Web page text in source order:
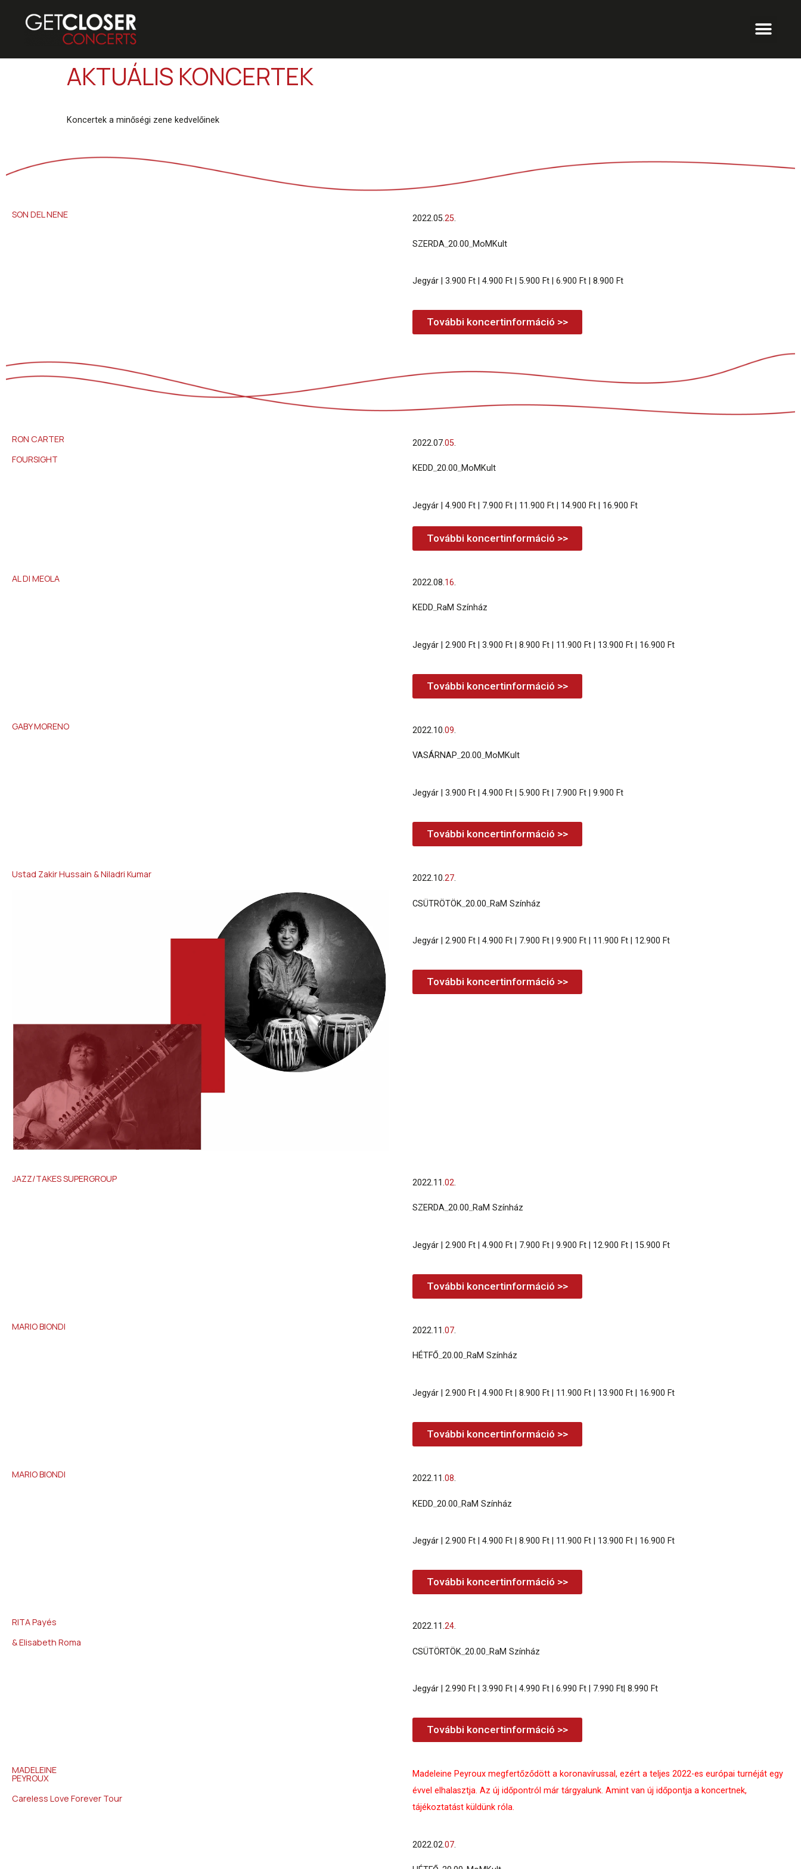
AKTUÁLIS KONCERTEK
Koncertek a minőségi zene kedvelőinek
SON DEL NENE 2022.05.25.
SZERDA 20.00 MoMKult
Jegyár | 3.900 Ft | 4.900 Ft | 5.900 Ft | 6.900 Ft | 8.900 Ft
További koncertinformáció >>
RON CARTER
FOURSIGHT
2022.07.05.
KEDD_20.00_MoMKult
Jegyár | 4.900 Ft | 7.900 Ft | 11.900 Ft | 14.900 Ft | 16.900 Ft
További koncertinformáció >>
AL DI MEOLA 2022.08.16.
KEDD RaM Színház
Jegyár | 2.900 Ft | 3.900 Ft | 8.900 Ft | 11.900 Ft | 13.900 Ft | 16.900 Ft
További koncertinformáció >>
GABYMORENO 2022.10.09.
VASÁRNAP 20.00 MoMKult
Jegyár | 3.900 Ft | 4.900 Ft | 5.900 Ft | 7.900 Ft | 9.900 Ft
További koncertinformáció >>
Ustad ZakirHussain &Niladri Kumar 2022.10.27.
CSÜTRÖTÖK 20.00 RaM Színház
Jegyár | 2.900 Ft | 4.900 Ft | 7.900 Ft | 9.900 Ft | 11.900 Ft | 12.900 Ft
További koncertinformáció >>
JAZZ/TAKESSUPERGROUP 2022.11.02.
SZERDA 20.00 RaM Színház
Jegyár | 2.900 Ft | 4.900 Ft | 7.900 Ft | 9.900 Ft | 12.900 Ft | 15.900 Ft
További koncertinformáció >>
MARIOBIONDI 2022.11.07.
HÉTFŐ 20.00 RaM Színház
Jegyár | 2.900 Ft | 4.900 Ft | 8.900 Ft | 11.900 Ft | 13.900 Ft | 16.900 Ft
További koncertinformáció >>
MARIOBIONDI 2022.11.08.
KEDD 20.00 RaM Színház
Jegyár | 2.900 Ft | 4.900 Ft | 8.900 Ft | 11.900 Ft | 13.900 Ft | 16.900 Ft
További koncertinformáció >>
RITAPayés
& Elisabeth Roma
2022.11.24.
CSÜTÖRTÖK 20.00 RaM Színház
Jegyár | 2.990 Ft | 3.990 Ft | 4.990 Ft | 6.990 Ft | 7.990 Ft| 8.990 Ft
További koncertinformáció >>
MADELEINE
PEYROUX
Careless Love Forever Tour
Madeleine Peyroux megfertőződött a koronavírussal, ezért a teljes 2022-es európai turnéját egy
évvel elhalasztja. Az új időpontról már tárgyalunk. Amint van új időpontja a koncertnek,
tájékoztatást küldünk róla.
2022.02.07.